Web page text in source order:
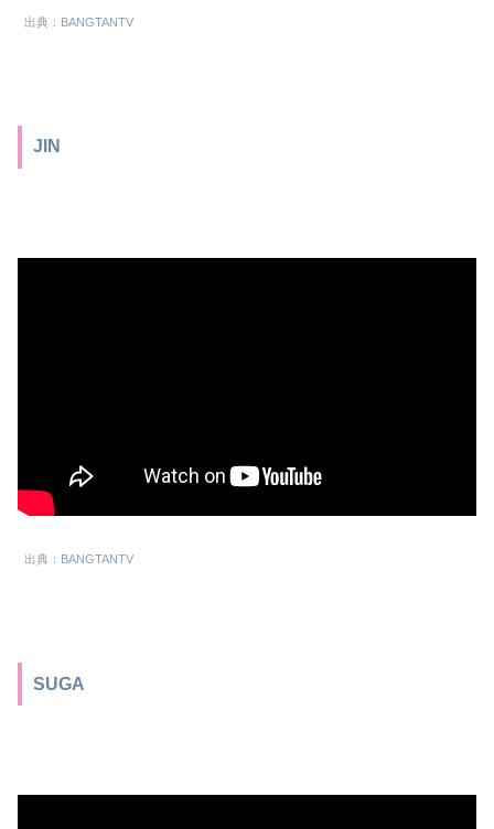
出典：BANGTANTV
JIN
出典：BANGTANTV
SUGA